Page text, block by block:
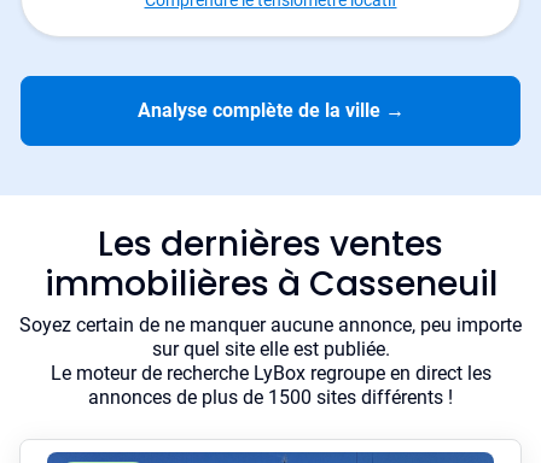
Analyse complète de la ville →
Les dernières ventes
immobilières à Casseneuil
Soyez certain de ne manquer aucune annonce, peu importe
sur quel site elle est publiée.
Le moteur de recherche LyBox regroupe en direct les
annonces de plus de 1500 sites différents !